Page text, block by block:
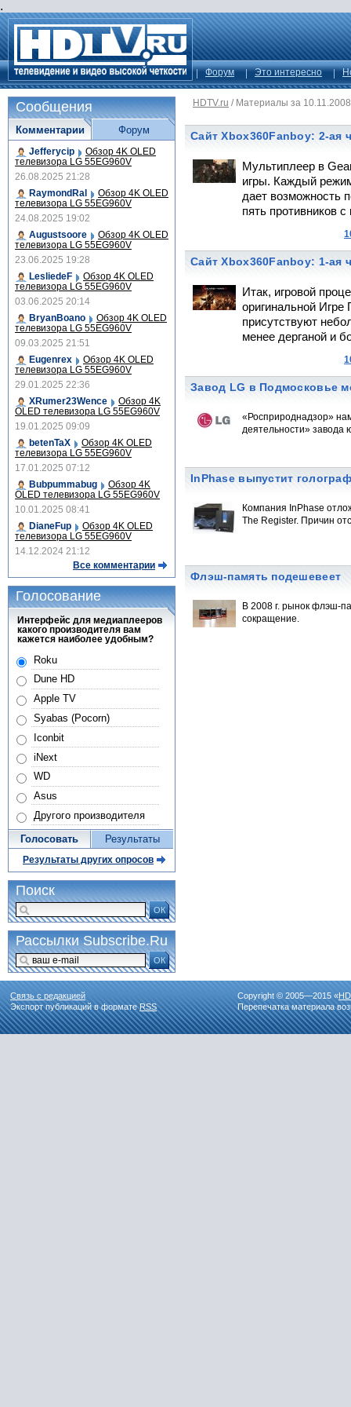
.
Форум Это интересно
HDTV.ru / Материалы за 10.11.2008
Сайт Xbox360Fanboy: 2-ая
Мультиплеер в
игры. Каждый
дает возможность
пять противников
Сайт Xbox360Fanboy: 1-ая
Итак, игровой
оригинальной Игре
присутствуют
менее дерганой и
Завод LG в Подмосковье
«Росприроднадзор»
деятельности» завода
InPhase выпустит
Компания InPhase
The Register. Причин
Флэш-память подешевеет
В 2008 г. рынок флэш-
сокращение.
Сообщения
Комментарии
Jefferycip Обзор 4K OLED
телевизора LG 55EG960V
26.08.2025 21:28
RaymondRal
Обзор 4K OLED
телевизора LG 55EG960V
24.08.2025 19:02
Augustsoore
Обзор 4K OLED
телевизора LG 55EG960V
23.06.2025 19:28
LesliedeF
Обзор 4K OLED
телевизора LG 55EG960V
03.06.2025 20:14
BryanBoano
Обзор 4K OLED
телевизора LG 55EG960V
09.03.2025 21:51
Eugenrex
Обзор 4K OLED
телевизора LG 55EG960V
29.01.2025 22:36
XRumer23Wence
Обзор 4K
OLED телевизора LG 55EG960V
19.01.2025 09:09
betenTaX
Обзор 4K OLED
телевизора LG 55EG960V
17.01.2025 07:12
Bubpummabug
Обзор 4K
OLED телевизора LG 55EG960V
10.01.2025 08:41
DianeFup
Обзор 4K OLED
телевизора LG 55EG960V
14.12.2024 21:12
Все комментарии
Форум
Голосование
Интерфейс для медиаплееров
какого производителя вам
кажется наиболее удобным?
Roku
Dune HD
Apple TV
Syabas (Pocorn)
Iconbit
iNext
WD
Asus
Другого производителя
Голосовать Результаты
Результаты других опросов
Поиск
ОК
Рассылки Subscribe.Ru
ОК
Связь с редакцией
Экспорт публикаций в форматеRSS
Copyright © 2005—2015 «
Перепечатка материала